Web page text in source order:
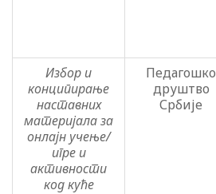
Избор и
конципирање
наставних
материјала за
онлајн учење/
игре и
активности
код куће
Педагошко
друштво
Србије